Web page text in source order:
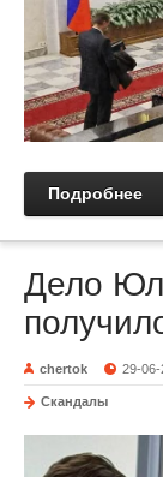
Подробнее
Дело
chertok 29-06-
Скандалы